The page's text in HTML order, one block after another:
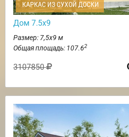
КАРКАС ИЗ СУХОЙ ДОСКИ
Дом 7.5х9
Размер: 7,5х9 м
Общая площадь: 107.62
3107850